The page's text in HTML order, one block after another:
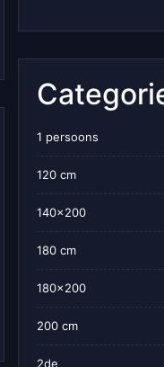
1 persoons
120 cm
140×200
180 cm
180×200
200 cm
2de